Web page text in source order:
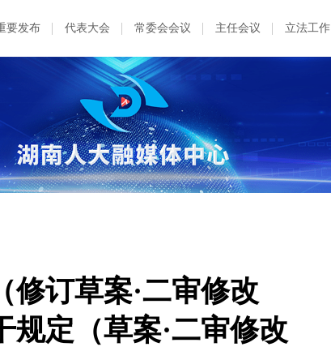
要发布 代表大会 常委会会议 主任会议 立法工作
修订草案·二审修改
定（草案·二审修改